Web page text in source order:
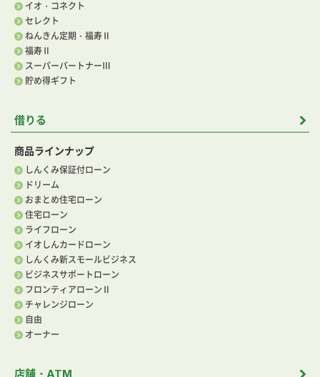
イオ・コネクト
セレクト
ねんきん定期・福寿Ⅱ
福寿Ⅱ
スーパーパートナーⅢ
貯め得ギフト
借りる
商品ラインナップ
しんくみ保証付ローン
ドリーム
おまとめ住宅ローン
住宅ローン
ライフローン
イオしんカードローン
しんくみ新スモールビジネス
ビジネスサポートローン
フロンティアローンⅡ
チャレンジローン
自由
オーナー
店舗・ATM